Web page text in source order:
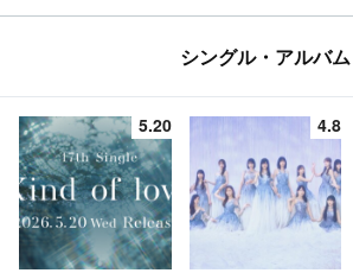
シングル・アルバム
5.20 4.8